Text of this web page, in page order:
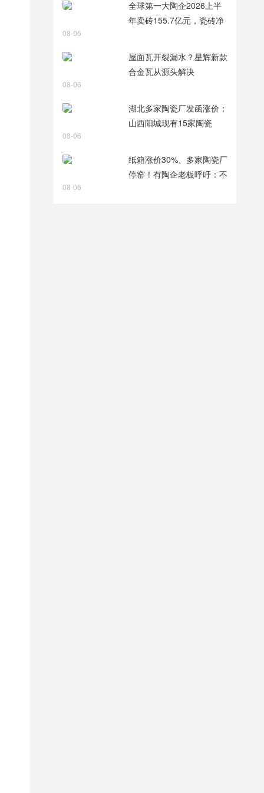
全球第一大陶企2026上半
年卖砖155.7亿元，瓷砖净
08-06
屋面瓦开裂漏水？星辉新款
合金瓦从源头解决
08-06
湖北多家陶瓷厂发函涨价；
山西阳城现有15家陶瓷
08-06
纸箱涨价30%、多家陶瓷厂
停窑！有陶企老板呼吁：不
08-06